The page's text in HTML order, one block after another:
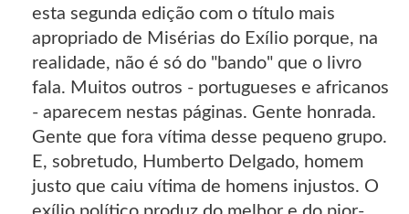
esta segunda edição com o título mais
apropriado de Misérias do Exílio porque, na
realidade, não é só do "bando" que o livro
fala. Muitos outros - portugueses e africanos
- aparecem nestas páginas. Gente honrada.
Gente que fora vítima desse pequeno grupo.
E, sobretudo, Humberto Delgado, homem
justo que caiu vítima de homens injustos. O